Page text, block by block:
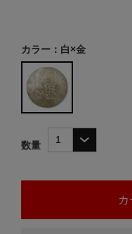
カラー：白×金
数量